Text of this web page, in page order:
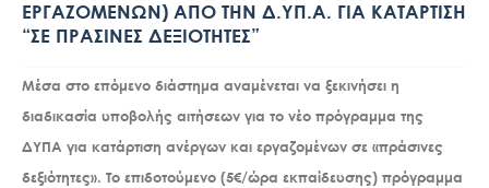
ΕΡΓΑΖΟΜΕΝΩΝ) ΑΠΟ ΤΗΝ Δ.ΥΠ.Α. ΓΙΑ ΚΑΤΑΡΤΙΣΗ
“ΣΕ ΠΡΑΣΙΝΕΣ ΔΕΞΙΟΤΗΤΕΣ”
Μέσα στο επόμενο διάστημα αναμένεται να ξεκινήσει η
διαδικασία υποβολής αιτήσεων για το νέο πρόγραμμα της
ΔΥΠΑ για κατάρτιση ανέργων και εργαζομένων σε «πράσινες
δεξιότητες». Το επιδοτούμενο (5€/ώρα εκπαίδευσης) πρόγραμμα